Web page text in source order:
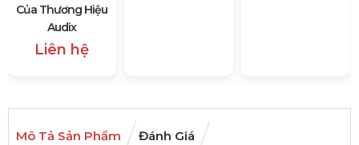
Của Thương Hiệu
Audix
Liên hệ
Mô Tả Sản Phẩm Đánh Giá